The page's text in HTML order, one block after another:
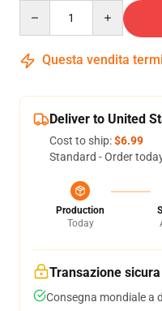
Questa vendita
Deliver to United
Cost to ship:$6.99
Standard - Order
Production
Today
Transazione sicura
Consegna mondiale a